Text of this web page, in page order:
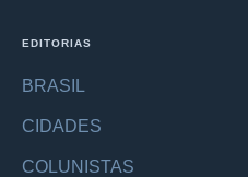
EDITORIAS
BRASIL
CIDADES
COLUNISTAS